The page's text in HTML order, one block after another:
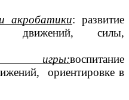
акробатики: развитие
движений, силы,
игры:воспитание
ориентировке в